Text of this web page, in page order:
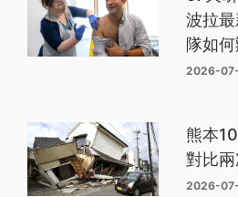
波拉
隊如何
2026-
熊本
對比
2026-